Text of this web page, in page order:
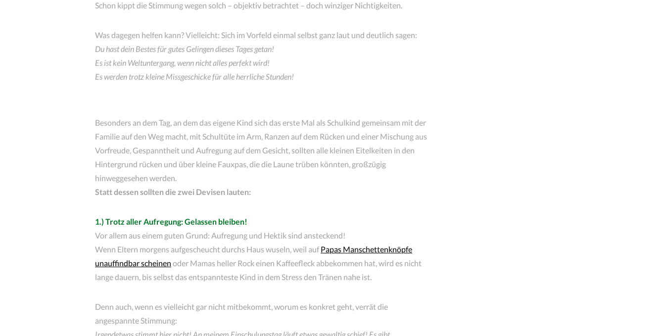
Schon kippt die Stimmung wegen solch – objektiv betrachtet – doch winziger Nichtigkeiten.
Was dagegen helfen kann? Vielleicht: Sich im Vorfeld einmal selbst ganz laut und deutlich sagen:
Du hast dein Bestes für gutes Gelingen dieses Tages getan!
Es ist kein Weltuntergang, wenn nicht alles perfekt wird!
Es werden trotz kleine Missgeschicke für alle herrliche Stunden!
Besonders an dem Tag, an dem das eigene Kind sich das erste Mal als Schulkind gemeinsam mit der
Familie auf den Weg macht, mit Schultüte im Arm, Ranzen auf dem Rücken und einer Mischung aus
Vorfreude, Gespanntheit und Aufregung auf dem Gesicht, sollten alle kleinen Eitelkeiten in den
Hintergrund rücken und über kleine Fauxpas, die die Laune trüben könnten, großzügig
hinweggesehen werden.
Statt dessen sollten die zwei Devisen lauten:
1.) Trotz aller Aufregung: Gelassen bleiben!
Vor allem aus einem guten Grund: Aufregung und Hektik sind ansteckend!
Wenn Eltern morgens aufgescheucht durchs Haus wuseln, weil auf Papas Manschettenknöpfe
unauffindbar scheinen oder Mamas heller Rock einen Kaffeefleck abbekommen hat, wird es nicht
lange dauern, bis selbst das entspannteste Kind in dem Stress den Tränen nahe ist.
Denn auch, wenn es vielleicht gar nicht mitbekommt, worum es konkret geht, verrät die
angespannte Stimmung: